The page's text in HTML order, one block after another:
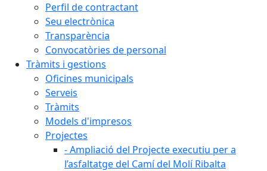
Perfil de contractant
Seu electrònica
Transparència
Convocatòries de personal
Tràmits i gestions
Oficines municipals
Serveis
Tràmits
Models d'impresos
Projectes
- Ampliació del Projecte executiu per a
l’asfaltatge del Camí del Molí Ribalta